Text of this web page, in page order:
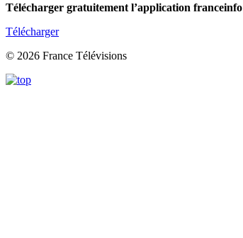
Télécharger gratuitement l’application franceinfo
Télécharger
© 2026 France Télévisions